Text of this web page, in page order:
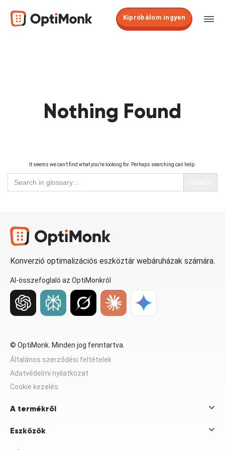
Kipróbálom ingyen
Nothing Found
It seems we can’t find what you’re looking for. Perhaps searching can help.
Search
Konverzió optimalizációs eszköztár webáruházak számára.
AI-összefoglaló az OptiMonkról
© OptiMonk. Minden jog fenntartva.
Általános szerződési feltételek
Adatvédelmi nyilatkozat
Cookie kezelés
A termékről
Eszközök